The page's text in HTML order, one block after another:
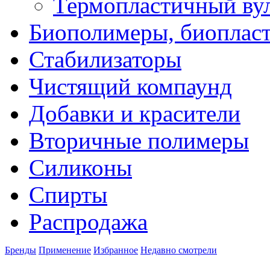
Биополимеры,
Стабилизаторы
Чистящий компаунд
Добавки и красители
Вторичные полимеры
Силиконы
Спирты
Распродажа
Бренды Применение Избранное Недавно смотрели